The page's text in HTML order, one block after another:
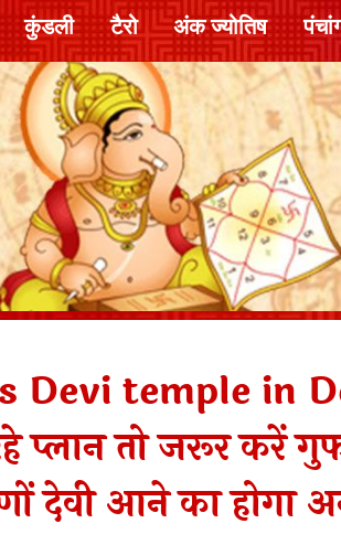
कुंडली टैरो अंक ज्योतिष
Devi temple in
प्लान तो जरूर करें
देवी आने का होगा